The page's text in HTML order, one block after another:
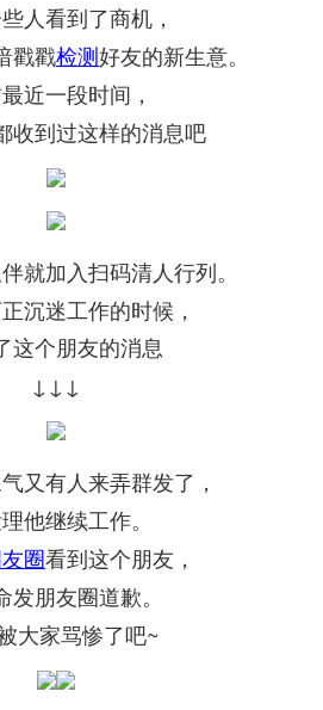
人看到了商机，
戳戳检测好友的新生意。
近一段时间，
收到过这样的消息吧
就加入扫码清人行列。
沉迷工作的时候，
这个朋友的消息
↓↓↓
又有人来弄群发了，
他继续工作。
圈看到这个朋友，
发朋友圈道歉。
大家骂惨了吧~